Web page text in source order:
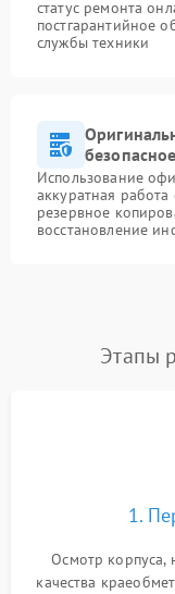
статус ремонта
постгарантийное
службы техники
Использование
аккуратная
резервное
восстановление
Этапы
1.
Осмотр корпуса,
качества